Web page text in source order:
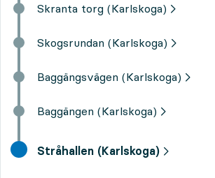
Skranta torg (Karlskoga)
Skogsrundan (Karlskoga)
Baggängsvägen (Karlskoga)
Baggängen (Karlskoga)
slutdestination,
Stråhallen (Karlskoga)